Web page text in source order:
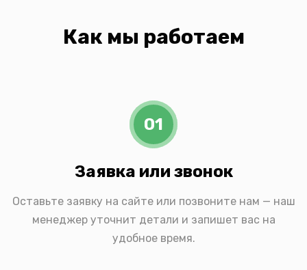
Как мы работаем
01
Заявка или звонок
Оставьте заявку на сайте или позвоните нам — наш
менеджер уточнит детали и запишет вас на
удобное время.